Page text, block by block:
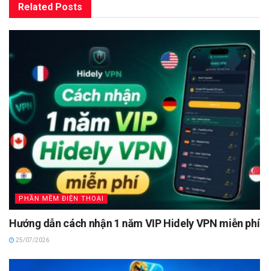
Related Posts
PHẦN MỀM ĐIỆN THOẠI
Hướng dẫn cách nhận 1 năm VIP Hidely VPN miễn phí
25/07/2026